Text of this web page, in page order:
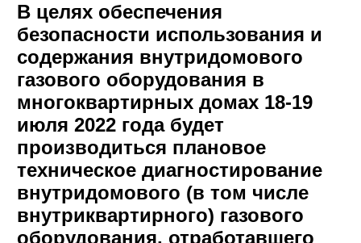
В целях обеспечения
безопасности использования и
содержания внутридомового
газового оборудования в
многоквартирных домах 18-19
июля 2022 года будет
производиться плановое
техническое диагностирование
внутридомового (в том числе
внутриквартирного) газового
оборудования, отработавшего